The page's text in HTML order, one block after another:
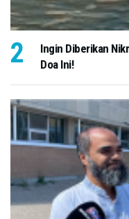
Ingin Diberikan
Doa Ini!